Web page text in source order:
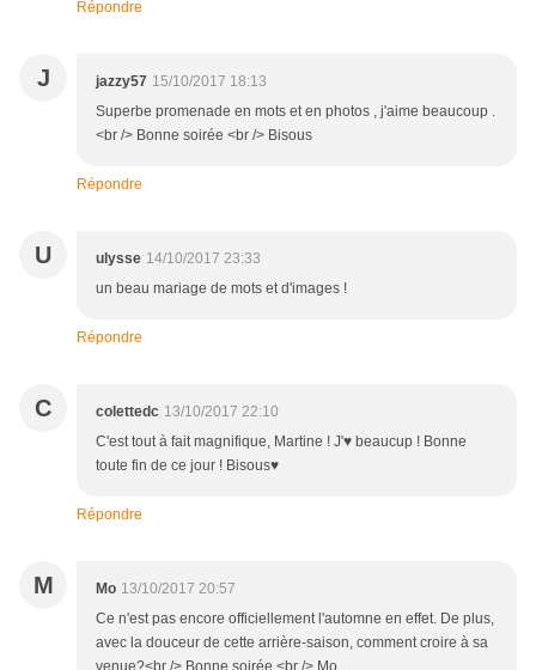
Répondre
J jazzy57 15/10/2017 18:13
Superbe promenade en mots et en photos , j'aime beaucoup .
<br /> Bonne soirée <br /> Bisous
Répondre
U ulysse 14/10/2017 23:33
un beau mariage de mots et d'images !
Répondre
C colettedc 13/10/2017 22:10
C'est tout à fait magnifique, Martine ! J'♥ beaucup ! Bonne
toute fin de ce jour ! Bisous♥
Répondre
M Mo 13/10/2017 20:57
Ce n'est pas encore officiellement l'automne en effet. De plus,
avec la douceur de cette arrière-saison, comment croire à sa